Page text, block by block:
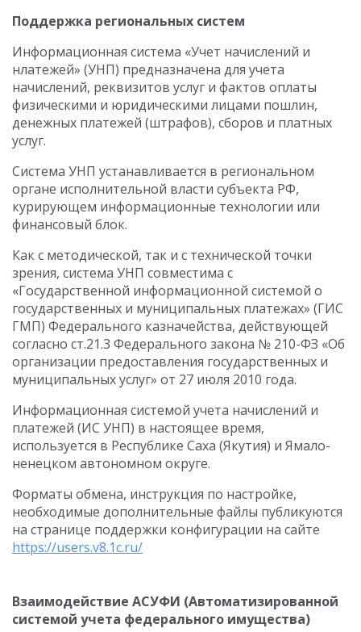
Поддержка региональных систем
Информационная система «Учет начислений и
нлатежей» (УНП) предназначена для учета
начислений, реквизитов услуг и фактов оплаты
физическими и юридическими лицами пошлин,
денежных платежей (штрафов), сборов и платных
услуг.
Система УНП устанавливается в региональном
органе исполнительной власти субъекта РФ,
курирующем информационные технологии или
финансовый блок.
Как с методической, так и с технической точки
зрения, система УНП совместима с
«Государственной информационной системой о
государственных и муниципальных платежах» (ГИС
ГМП) Федерального казначейства, действующей
согласно ст.21.3 Федерального закона № 210-ФЗ «Об
организации предоставления государственных и
муниципальных услуг» от 27 июля 2010 года.
Информационная системой учета начислений и
платежей (ИС УНП) в настоящее время,
используется в Республике Саха (Якутия) и Ямало-
ненецком автономном округе.
Форматы обмена, инструкция по настройке,
необходимые дополнительные файлы публикуются
на странице поддержки конфигурации на сайте
https://users.v8.1c.ru/
Взаимодействие АСУФИ (Автоматизированной
системой учета федерального имущества)